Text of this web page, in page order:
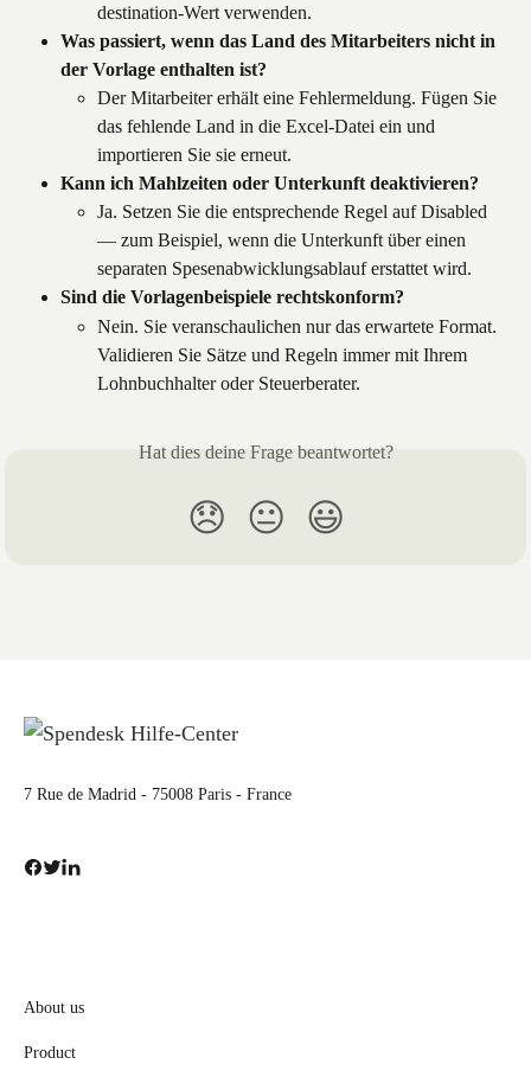
destination-Wert verwenden.
Was passiert, wenn das Land des Mitarbeiters nicht in
der Vorlage enthalten ist?
Der Mitarbeiter erhält eine Fehlermeldung. Fügen Sie
das fehlende Land in die Excel-Datei ein und
importieren Sie sie erneut.
Kann ich Mahlzeiten oder Unterkunft deaktivieren?
Ja. Setzen Sie die entsprechende Regel auf Disabled
— zum Beispiel, wenn die Unterkunft über einen
separaten Spesenabwicklungsablauf erstattet wird.
Sind die Vorlagenbeispiele rechtskonform?
Nein. Sie veranschaulichen nur das erwartete Format.
Validieren Sie Sätze und Regeln immer mit Ihrem
Lohnbuchhalter oder Steuerberater.
Hat dies deine Frage beantwortet?
😞 😐 😃
7 Rue de Madrid - 75008 Paris - France
About us
Product